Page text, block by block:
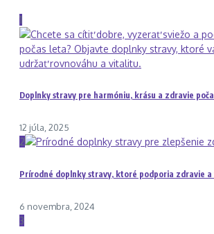
1
Doplnky stravy pre harmóniu, krásu a zdravie
12 júla, 2025
2
Prírodné doplnky stravy, ktoré podporia zdravie
6 novembra, 2024
3